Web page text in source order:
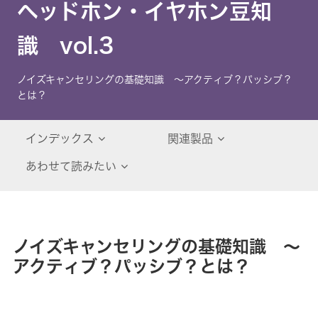
ヘッドホン・イヤホン豆知
識 vol.3
ノイズキャンセリングの基礎知識 ～アクティブ？パッシブ？
とは？
インデックス 関連製品
あわせて読みたい
ノイズキャンセリングの基礎知識 ～
アクティブ？パッシブ？とは？